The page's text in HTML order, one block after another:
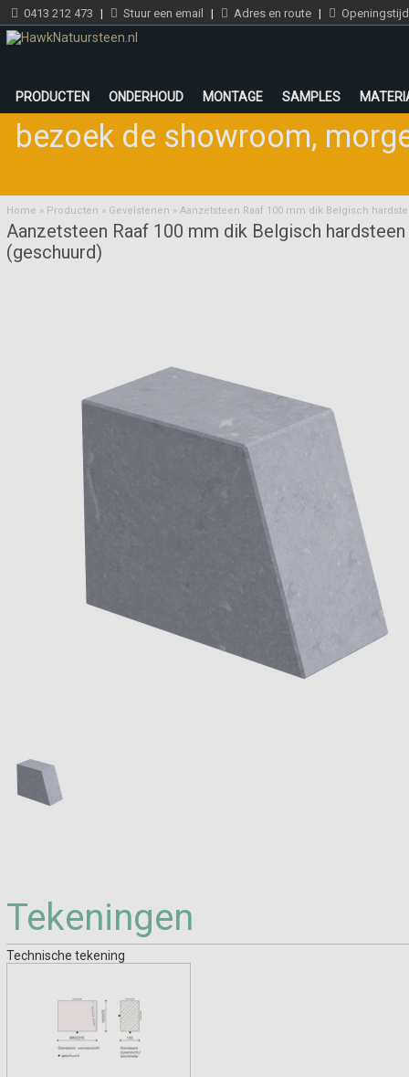
0413 212 473 | Stuur een email | Adres en route |
PRODUCTEN ONDERHOUD MONTAGE SAMPLES
bezoek de showroom,
Home » Producten » Gevelstenen » Aanzetsteen Raaf 100 mm dik Belgisch
Aanzetsteen Raaf 100 mm dik Belgisch hardsteen
(geschuurd)
Tekeningen
Technische tekening